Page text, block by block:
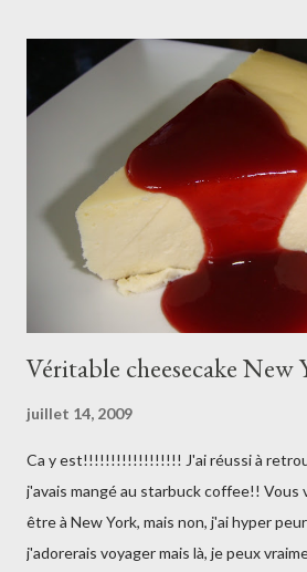
Pour la crème diplomate pistache : 50cl
de vanille 100g de sucre semoule 6
maïzena 50g de beurre 30 cl de crème
30g de pâte de pistache 500g de
la crème pistache . Porter le lait à
gousse de vanille ouverte en deux et
Véritable cheesecake New
juillet 14, 2009
Ca y est!!!!!!!!!!!!!!!!!! J'ai réussi à
j'avais mangé au starbuck coffee!!
être à New York, mais non, j'ai hyper
j'adorerais voyager mais là, je peux